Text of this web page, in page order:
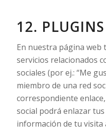
12.
En nuestra página web
servicios relacionados
sociales (por ej.: “Me
miembro de una red
correspondiente
social podrá enlazar
información de tu visita